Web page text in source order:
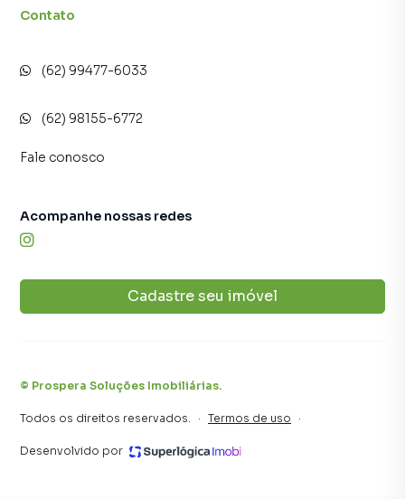
Contato
(62) 99477-6033
(62) 98155-6772
Fale conosco
Cadastre seu imóvel
Acompanhe nossas redes
© Prospera Soluções Imobiliárias.
Todos os direitos reservados. · Termos de uso ·
Desenvolvido por